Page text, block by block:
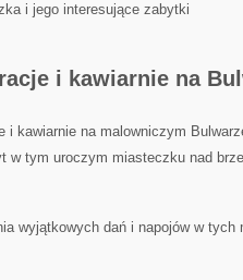
i jego ‍interesujące zabytki
i kawiarnie na⁣
⁢i ⁢kawiarnie​ na malowniczym
w tym uroczym miasteczku​ nad
wyjątkowych dań i napojów w tych